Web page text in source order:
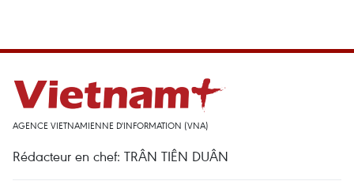
AGENCE VIETNAMIENNE D'INFORMATION (VNA)
Rédacteur en chef: TRÂN TIÊN DUÂN